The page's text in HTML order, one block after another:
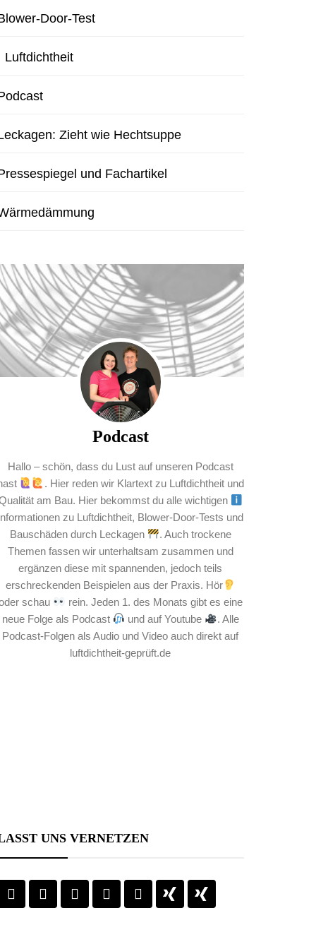
Door-Test
Luftdichtheit
Zieht wie Hechtsuppe
und Fachartikel
Podcast
Hallo – schön, dass du Lust auf unseren Podcast
. Hier reden wir Klartext zu Luftdichtheit und
am Bau. Hier bekommst du alle wichtigen
zu Luftdichtheit, Blower-Door-Tests und
Bauschäden durch Leckagen
. Auch trockene
Themen fassen wir unterhaltsam zusammen und
ergänzen diese mit spannenden, jedoch teils
erschreckenden Beispielen aus der Praxis. Hör
schau
rein. Jeden 1. des Monats gibt es eine
neue Folge als Podcast
und auf Youtube
. Alle
Podcast-Folgen als Audio und Video auch direkt auf
luftdichtheit-geprüft.de
UNS VERNETZEN
einen
Platzhalterinhalt von
YouTube. Um auf